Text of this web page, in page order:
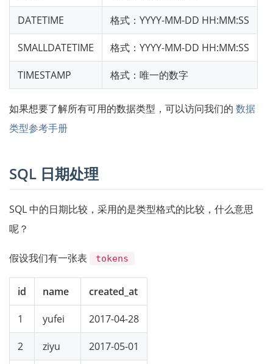
DATETIME 格式：YYYY-MM-DD HH:MM:SS
SMALLDATETIME 格式：YYYY-MM-DD HH:MM:SS
TIMESTAMP 格式：唯一的数字
如果想要了解所有可用的数据类型，可以访问我们的 数据
类型参考手册
SQL 日期处理
SQL 中的日期比较，采用的是类型格式的比较，什么意思
呢？
假设我们有一张表 tokens
id name created_at
1 yufei 2017-04-28
2 ziyu 2017-05-01